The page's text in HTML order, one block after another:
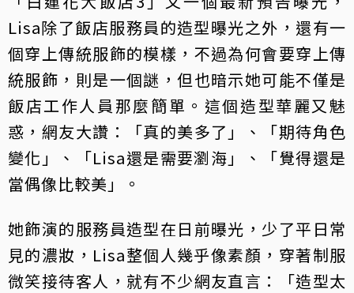
Lisa除了飯店服務員的造型曝光之外，還有一
個穿上傳統服飾的模樣，不過為何會要穿上傳
統服飾，則是一個謎，但也暗示她可能不僅是
飯店工作人員那麼簡單。這個造型華麗又魅
惑，網友大讚：「真的美多了」、「期待角色
變化」、「Lisa還是需要瀏海」、「覺得還是
當偶像比較美」。
她飾演的服務員造型在日前曝光，少了平日常
見的濃妝，Lisa整個人幾乎像素顏，穿著制服
微笑接待客人，就有不少網友直言：「造型太